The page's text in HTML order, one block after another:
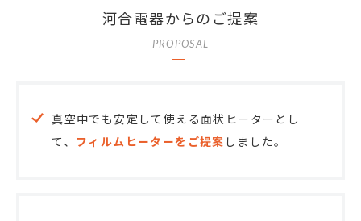
河合電器からのご提案
PROPOSAL
真空中でも安定して使える面状ヒーターとし
て、 フィルムヒーターをご提案 しました。